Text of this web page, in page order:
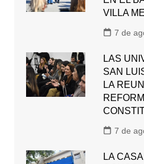
VILLA
7 de
LAS
SAN
LA
7 de
LA